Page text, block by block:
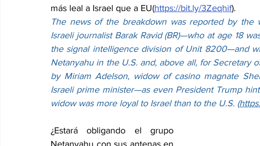
más leal a Israel que a EU(https://bit.ly/3Zeqhif).
The news of the breakdown was reported by the
Israeli journalist Barak Ravid (BR)—who at age 18
the signal intelligence division of Unit 8200—and
Netanyahu in the U.S. and, above all, for Secretary
by Miriam Adelson, widow of casino magnate
Israeli prime minister—as even President Trump
widow was more loyal to Israel than to the U.S. (
¿Estará obligando el grupo
Netanyahu con sus antenas en